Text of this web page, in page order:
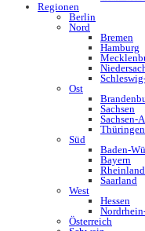
Regionen
Berlin
Nord
Bremen
Hamburg
Ost
Sachsen
Sachsen-
Thüringen
Süd
Baden-
Bayern
Saarland
West
Hessen
Österreich